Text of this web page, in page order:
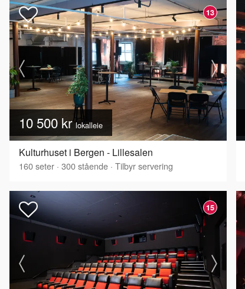
13
10 500 krlokalleie
Kulturhuset i Bergen - Lillesalen
160seter · 300stående · Tilbyr servering
15